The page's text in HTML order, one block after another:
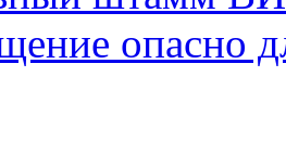
опасно